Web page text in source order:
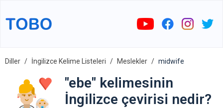
Diller İngilizce Kelime Listeleri Meslekler midwife
"ebe" kelimesinin
İngilizce çevirisi nedir?